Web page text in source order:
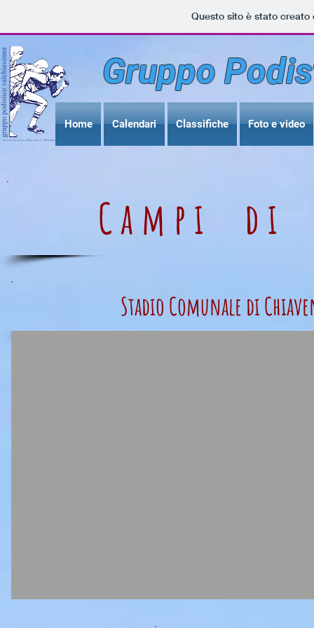
Questo sito è stato
Gruppo
Home Calendari Classifiche Foto e video
Campi
Stadio Comunale di